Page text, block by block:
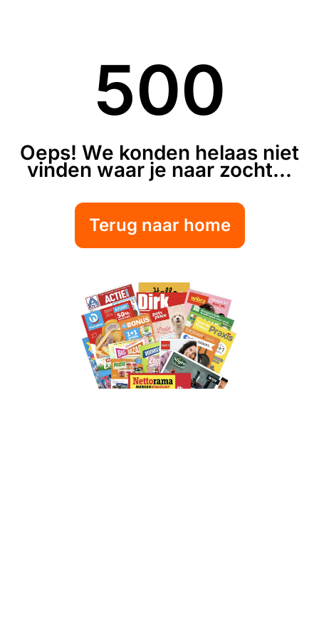
500
Oeps! We konden helaas niet
vinden waar je naar zocht...
Terug naar home